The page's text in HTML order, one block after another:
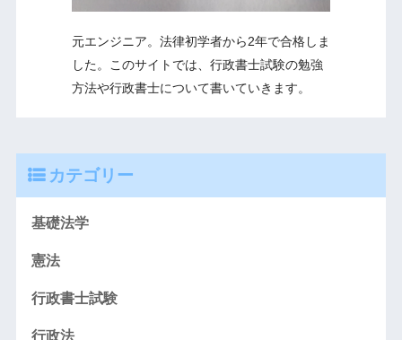
元エンジニア。法律初学者から2年で合格しま
した。このサイトでは、行政書士試験の勉強
方法や行政書士について書いていきます。
カテゴリー
基礎法学
憲法
行政書士試験
行政法